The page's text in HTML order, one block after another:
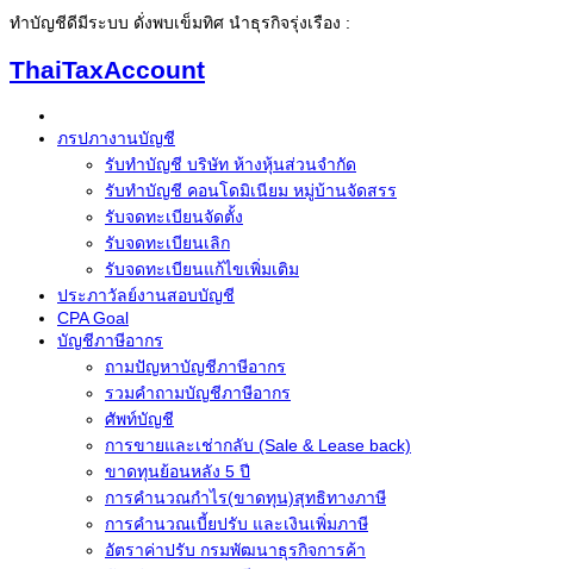
ทำบัญชีดีมีระบบ ดั่งพบเข็มทิศ นำธุรกิจรุ่งเรือง :
ThaiTaxAccount
ภรปภางานบัญชี
รับทำบัญชี บริษัท ห้างหุ้นส่วนจำกัด
รับทำบัญชี คอนโดมิเนียม หมู่บ้านจัดสรร
รับจดทะเบียนจัดตั้ง
รับจดทะเบียนเลิก
รับจดทะเบียนแก้ไขเพิ่มเติม
ประภาวัลย์งานสอบบัญชี
CPA Goal
บัญชีภาษีอากร
ถามปัญหาบัญชีภาษีอากร
รวมคำถามบัญชีภาษีอากร
ศัพท์บัญชี
การขายและเช่ากลับ (Sale & Lease back)
ขาดทุนย้อนหลัง 5 ปี
การคำนวณกำไร(ขาดทุน)สุทธิทางภาษี
การคำนวณเบี้ยปรับ และเงินเพิ่มภาษี
อัตราค่าปรับ กรมพัฒนาธุรกิจการค้า